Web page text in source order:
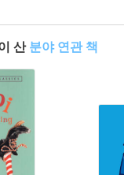
산 분야 연관 책